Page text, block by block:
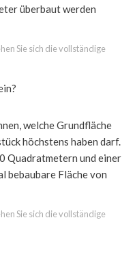
überbaut werden
Sie sich die vollständige
welche Grundfläche
höchstens haben darf.
Quadratmetern und einer
bebaubare Fläche von
Sie sich die vollständige